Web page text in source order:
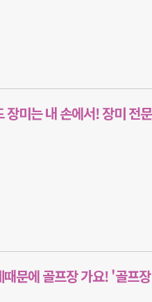
미는 내 손에서! 장미 전
문에 골프장 가요! '골프